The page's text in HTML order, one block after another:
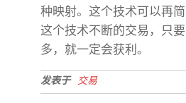
种映射。这个技术可以再
这个技术不断的交易，只
多，就一定会获利。
发表于 交易